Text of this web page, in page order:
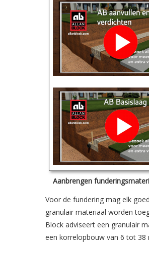
Aanbrengen
Voor de fundering mag elk
granulair materiaal worden
Block adviseert een granulair
een korrelopbouw van 6 tot 38